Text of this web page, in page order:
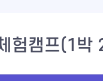
험캠프(1박